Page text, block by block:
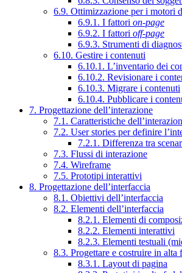
6.9. Ottimizzazione per i motori
6.9.1. I fattori on-page
6.9.2. I fattori off-page
6.9.3. Strumenti di
6.10. Gestire i contenuti
6.10.1. L’inventario dei
6.10.2. Revisionare i
6.10.3. Migrare i contenuti
6.10.4. Pubblicare i
7. Progettazione dell’interazione
7.1. Caratteristiche
7.2. User stories per definire
7.2.1. Differenza tra
7.3. Flussi di interazione
7.4. Wireframe
7.5. Prototipi interattivi
8. Progettazione dell’interfaccia
8.1. Obiettivi dell’interfaccia
8.2. Elementi dell’interfaccia
8.2.1. Elementi di
8.2.2. Elementi interattivi
8.2.3. Elementi testuali
8.3. Progettare e costruire in alta
8.3.1. Layout di pagina